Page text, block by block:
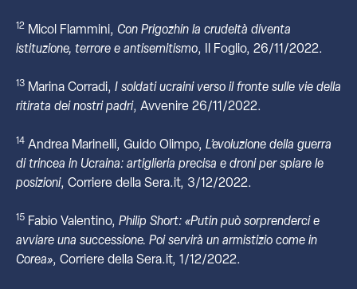
12 Micol Flammini, Con Prigozhin la crudeltà diventa
istituzione, terrore e antisemitismo, Il Foglio, 26/11/2022.
13 Marina Corradi, I soldati ucraini verso il fronte sulle vie della
ritirata dei nostri padri, Avvenire 26/11/2022.
14 Andrea Marinelli, Guido Olimpo, L’evoluzione della guerra
di trincea in Ucraina: artiglieria precisa e droni per spiare le
posizioni, Corriere della Sera.it, 3/12/2022.
15 Fabio Valentino, Philip Short: «Putin può sorprenderci e
avviare una successione. Poi servirà un armistizio come in
Corea», Corriere della Sera.it, 1/12/2022.